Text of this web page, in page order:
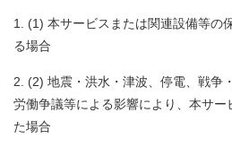
(1) 本サービスまたは関連設備等の
る場合
(2) 地震・洪水・津波、停電、戦争
労働争議等による影響により、本サー
た場合